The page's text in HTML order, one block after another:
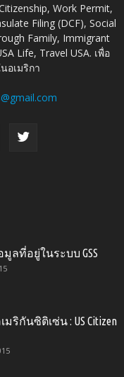
Work Permit,
Filing (DCF), Social
Family, Immigrant
Life, Travel USA. เพื่อ
อเมริกา
ลที่อยู่ในระบบ GSS
ริกันซิติเซ่น : US Citizen